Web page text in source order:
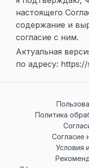
настоящего
содержание и
согласие с ним.
Актуальная
по адресу:
Политика
Согласие
Условия